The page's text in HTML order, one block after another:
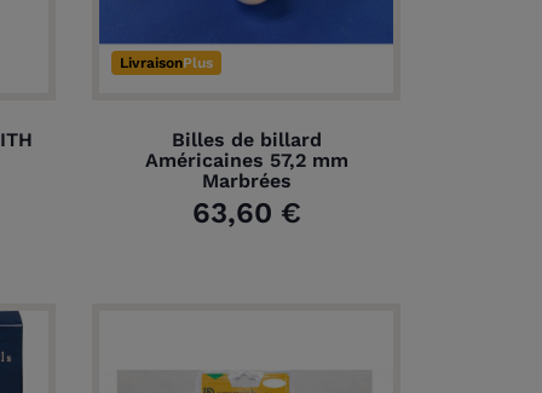
LivraisonPlus
Billes de billard
Américaines 57,2 mm
Marbrées
63,60 €